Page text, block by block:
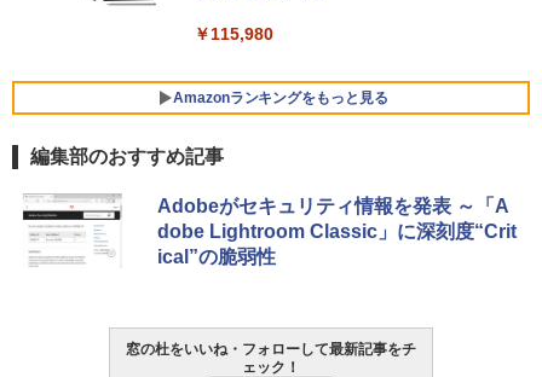
￥115,980
Amazonランキングをもっと見る
編集部のおすすめ記事
Adobeがセキュリティ情報を発表 ～「A
dobe Lightroom Classic」に深刻度“Crit
ical”の脆弱性
窓の杜をいいね・フォローして最新記事をチ
ェック！